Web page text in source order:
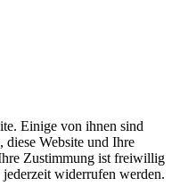
Einige von ihnen sind
diese Website und Ihre
Zustimmung ist freiwillig
jederzeit widerrufen werden.